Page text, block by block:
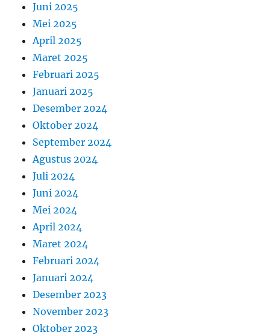
Juni 2025
Mei 2025
April 2025
Maret 2025
Februari 2025
Januari 2025
Desember 2024
Oktober 2024
September 2024
Agustus 2024
Juli 2024
Juni 2024
Mei 2024
April 2024
Maret 2024
Februari 2024
Januari 2024
Desember 2023
November 2023
Oktober 2023